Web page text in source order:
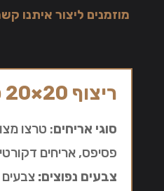
מוזמנים ליצור איתנו
ריצוף 20×20 ס״מ
סוגי אריחים: טרצו
פסיפס, אריחים
צבעים נפוצים: צבעים